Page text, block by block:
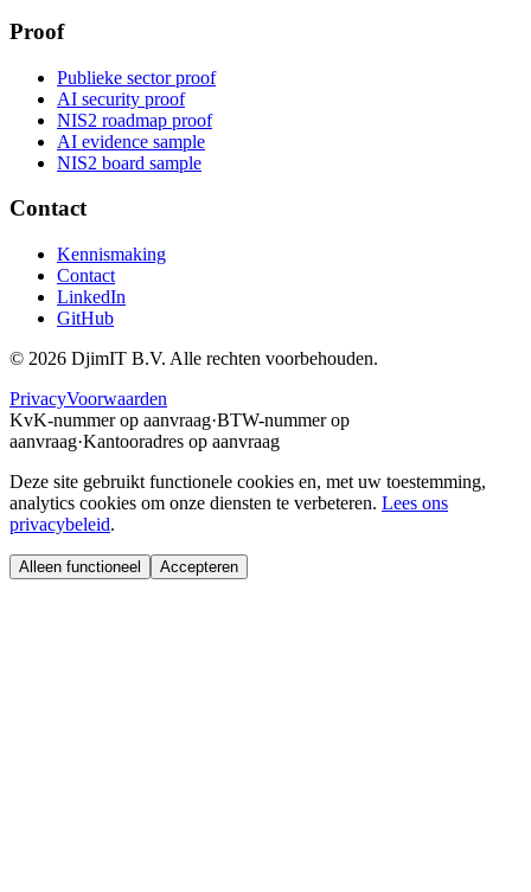
Proof
Publieke sector proof
AI security proof
NIS2 roadmap proof
AI evidence sample
NIS2 board sample
Contact
Kennismaking
Contact
LinkedIn
GitHub
© 2026 DjimIT B.V. Alle rechten voorbehouden.
PrivacyVoorwaarden
KvK-nummer op aanvraag·BTW-nummer op
aanvraag·Kantooradres op aanvraag
Deze site gebruikt functionele cookies en, met uw toestemming,
analytics cookies om onze diensten te verbeteren. Lees ons
privacybeleid.
Alleen functioneel Accepteren